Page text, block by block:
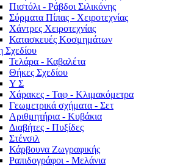
Πιστόλι - Ράβδοι Σιλικόνης
Σύρματα Πίπας - Χειροτεχνίας
Χάντρες Χειροτεχνίας
Κατασκευές Κοσμημάτων
Σχεδίου
Τελάρα - Καβαλέτα
Θήκες Σχεδίου
Υ Σ
Χάρακες - Ταφ - Κλιμακόμετρα
Γεωμετρικά σχήματα - Σετ
Αριθμητήρια - Κυβάκια
Διαβήτες - Πυξίδες
Στένσιλ
Κάρβουνα Ζωγραφικής
Ραπιδογράφοι - Μελάνια